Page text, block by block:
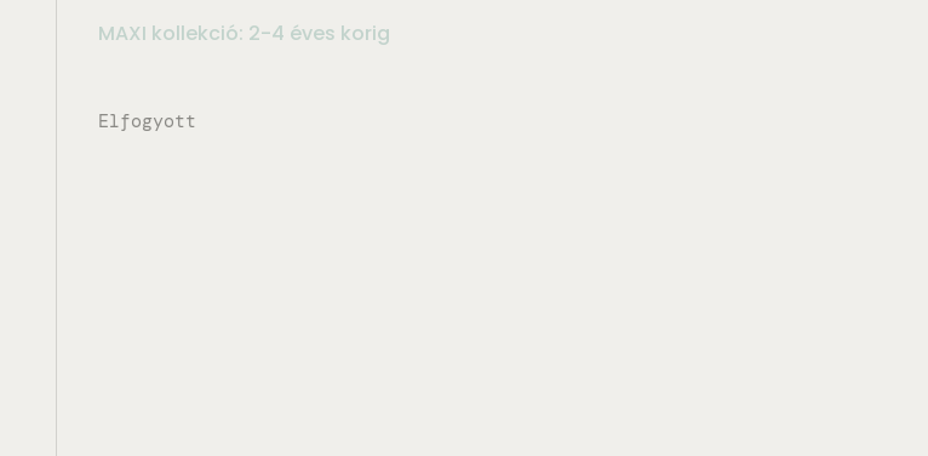
MAXI kollekció: 2-4 éves korig
Elfogyott